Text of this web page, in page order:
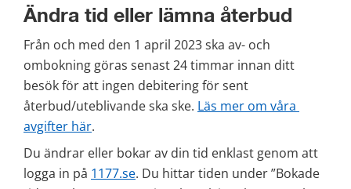
Ändra tid eller lämna återbud
Från och med den 1 april 2023 ska av- och
ombokning göras senast 24 timmar innan ditt
besök för att ingen debitering för sent
återbud/uteblivande ska ske. Läs mer om våra
avgifter här.
Du ändrar eller bokar av din tid enklast genom att
logga in på 1177.se. Du hittar tiden under ”Bokade